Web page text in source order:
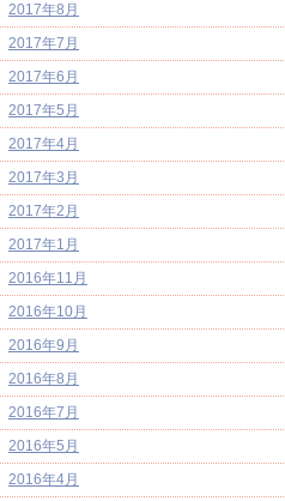
2017年8月
2017年7月
2017年6月
2017年5月
2017年4月
2017年3月
2017年2月
2017年1月
2016年11月
2016年10月
2016年9月
2016年8月
2016年7月
2016年5月
2016年4月